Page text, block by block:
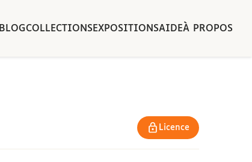
BLOGCOLLECTIONSEXPOSITIONSAIDEÀ PROPOS
Licence